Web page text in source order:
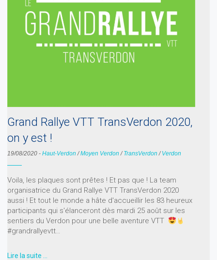
Grand Rallye VTT TransVerdon 2020,
on y est !
19/08/2020 - Haut-Verdon /Moyen Verdon / TransVerdon / Verdon
Voila, les plaques sont prêtes ! Et pas que ! La team
organisatrice du Grand Rallye VTT TransVerdon 2020
aussi ! Et tout le monde a hâte d'accueillir les 83 heureux
participants qui s'élanceront dès mardi 25 août sur les
sentiers du Verdon pour une belle aventure VTT
#grandrallyevtt…
Lire la suite …